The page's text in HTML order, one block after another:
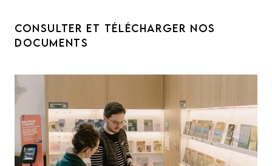
CONSULTER ET TÉLÉCHARGER NOS
DOCUMENTS